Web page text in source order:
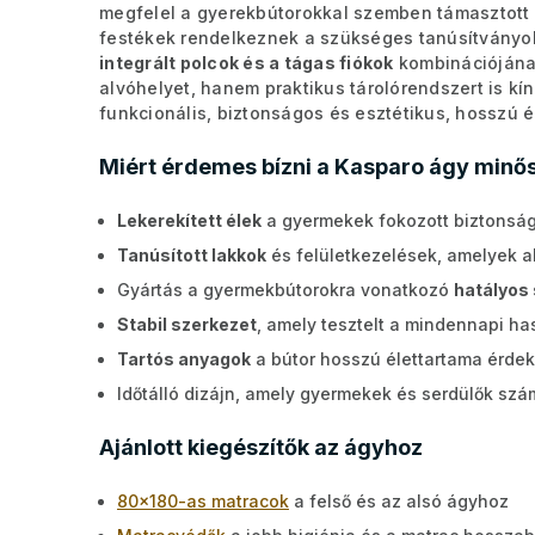
megfelel a gyerekbútorokkal szemben
festékek rendelkeznek a szükséges
integrált polcok és a tágas fiókok
alvóhelyet, hanem praktikus tárolórendszert is
funkcionális, biztonságos és esztétikus, hosszú
Miért érdemes bízni a Kasparo ágy
Lekerekített élek a gyermekek fokozott
Tanúsított lakkok és felületkezelések, amelyek
Gyártás a gyermekbútorokra vonatkozó hatályos
Stabil szerkezet , amely tesztelt a mindennapi
Tartós anyagok a bútor hosszú élettartama
Időtálló dizájn, amely gyermekek és serdülők
Ajánlott kiegészítők az ágyhoz
80x180-as matracok a felső és az alsó ágyhoz